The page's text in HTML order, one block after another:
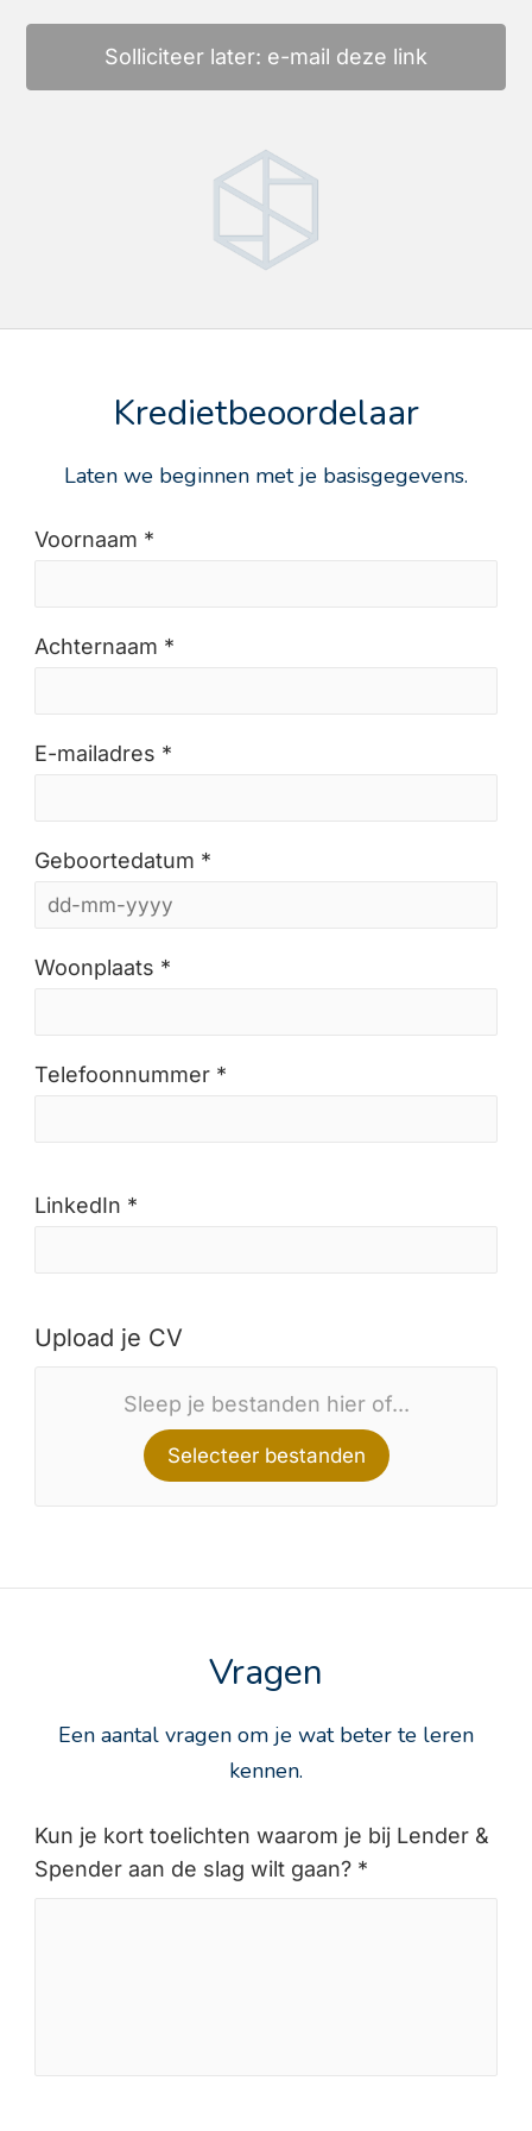
Solliciteer later: e-mail deze link
Kredietbeoordelaar
Laten we beginnen met je basisgegevens.
Voornaam *
Achternaam *
E-mailadres *
Geboortedatum *
Woonplaats *
Telefoonnummer *
LinkedIn *
Upload je CV
Sleep je bestanden hier of...
Selecteer bestanden
Vragen
Een aantal vragen om je wat beter te leren
kennen.
Kun je kort toelichten waarom je bij Lender &
Spender aan de slag wilt gaan? *